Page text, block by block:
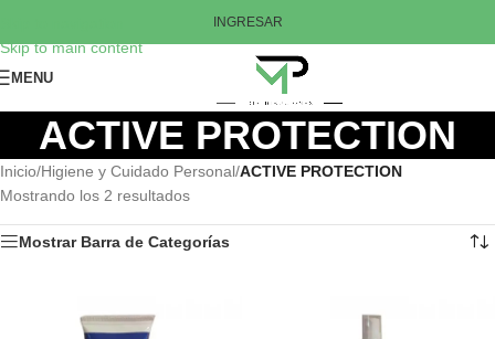
Skip to main content
INGRESAR
MENU
ACTIVE PROTECTION
Inicio/Higiene y Cuidado Personal/ACTIVE PROTECTION
Mostrando los 2 resultados
Mostrar Barra de Categorías